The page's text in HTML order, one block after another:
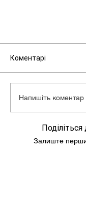
Коментарі
Напишіть коментар
Залиште